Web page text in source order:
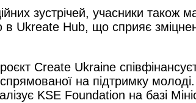
зустрічей, учасники
в Ukreate Hub, що сприяє
Create Ukraine
на підтримку
KSE Foundation на базі